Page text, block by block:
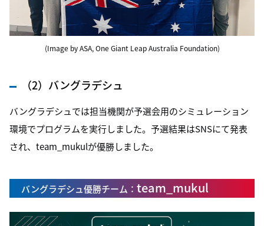
(Image by ASA, One Giant Leap Australia Foundation)
（2）バングラデシュ
バングラデシュでは担当機関が予選会用のシミュレーション
環境でプログラムを実行しました。予選結果はSNSにて発表
され、team_mukulが優勝しました。
バングラデシュ優勝チーム： team_mukul